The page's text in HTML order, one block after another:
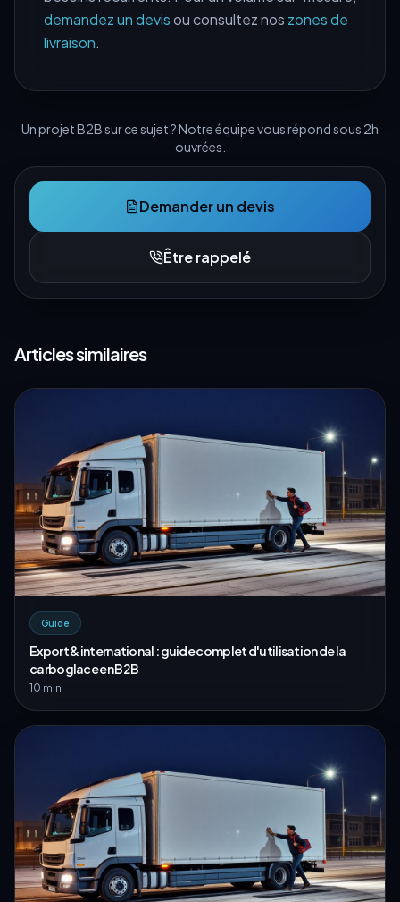
demandez un devisou consultez nos zones de
livraison.
Un projet B2B sur ce sujet ? Notre équipe vous répond sous 2h
ouvrées.
Demander un devis
Être rappelé
Articles similaires
Guide
Export & international : guide complet d'utilisation de la
carboglace en B2B
10 min